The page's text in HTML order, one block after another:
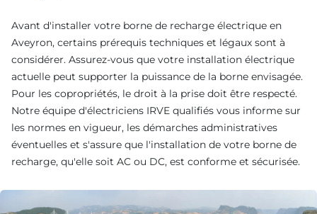
Avant d'installer votre borne de recharge électrique en
Aveyron, certains prérequis techniques et légaux sont à
considérer. Assurez-vous que votre installation électrique
actuelle peut supporter la puissance de la borne envisagée.
Pour les copropriétés, le droit à la prise doit être respecté.
Notre équipe d'électriciens IRVE qualifiés vous informe sur
les normes en vigueur, les démarches administratives
éventuelles et s'assure que l'installation de votre borne de
recharge, qu'elle soit AC ou DC, est conforme et sécurisée.